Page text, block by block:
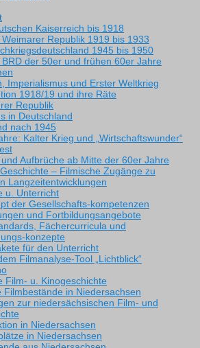
Kaiserreich bis 1918
Republik 1919 bis 1933
1945 bis 1950
der 50er und frühen 60er Jahre
Imperialismus und Erster Weltkrieg
1918/19 und ihre Räte
Republik
in Deutschland
nach 1945
Kalter Krieg und „Wirtschaftswunder“
Aufbrüche ab Mitte der 60er Jahre
– Filmische Zugänge zu
Langzeitentwicklungen
u. Unterricht
der Gesellschafts-kompetenzen
und Fortbildungsangebote
Fächercurricula und
konzepte
für den Unterricht
Filmanalyse-Tool „Lichtblick“
Film- u. Kinogeschichte
Filmbestände in Niedersachsen
zur niedersächsischen Film- und
in Niedersachsen
in Niedersachsen